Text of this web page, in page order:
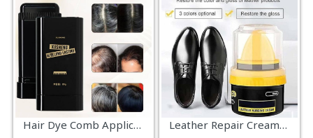
Hair Dye Comb Applicator Portable Hair Colouring, Safe And Convenien Leather Repair Cream-Shoe Polish | 50ml